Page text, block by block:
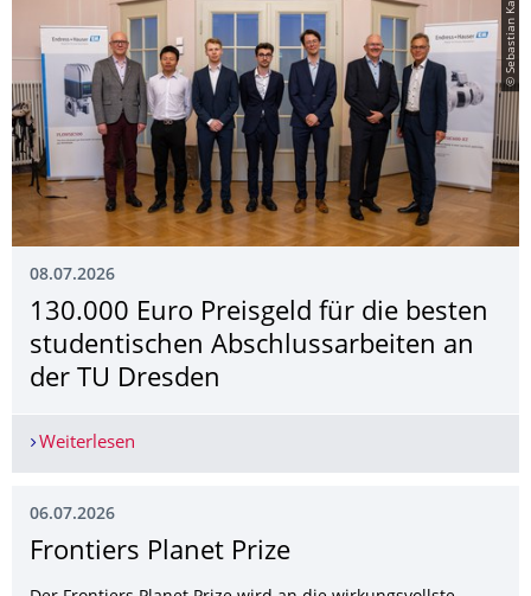
© Sebastian Kaskens
08.07.2026
130.000 Euro Preisgeld für die besten
studentischen Abschlussarbeiten an
der TU Dresden
Weiterlesen
06.07.2026
Frontiers Planet Prize